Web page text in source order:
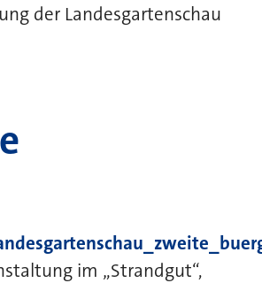
der Landesgartenschau
im „Strandgut“,